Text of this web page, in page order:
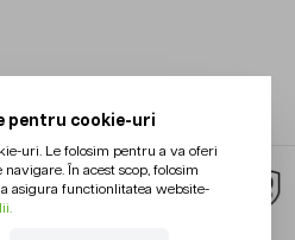
pentru cookie-uri
uri. Le folosim pentru a va oferi
În acest scop, folosim
asigura functionlitatea website-